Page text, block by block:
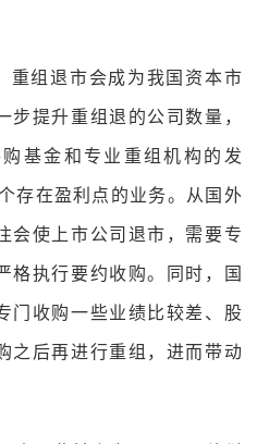
重组退市会成为我国资本市
步提升重组退的公司数量，
基金和专业重组机构的发
存在盈利点的业务。从国外
会使上市公司退市，需要专
格执行要约收购。同时，国
门收购一些业绩比较差、股
之后再进行重组，进而带动